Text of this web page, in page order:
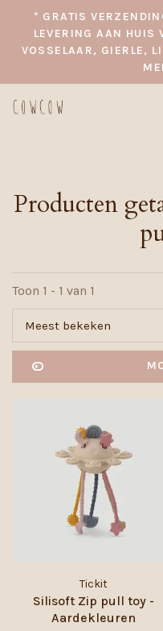
* GRATIS
LEVERING AAN HUIS
VOSSELAAR, GIERLE,
Producten
Toon 1 - 1 van 1
Meest bekeken
Tickit
Silisoft Zip pull toy -
Aardekleuren